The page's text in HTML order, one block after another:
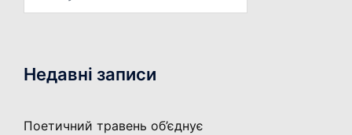
Недавні записи
Поетичний травень об’єднує